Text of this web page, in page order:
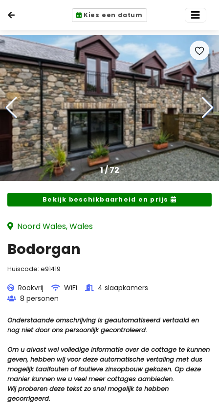
Kies een datum
1/72
Bekijk beschikbaarheid en prijs
Noord Wales, Wales
Bodorgan
Huiscode: e91419
Rookvrij WiFi
4 slaapkamers
8 personen
Onderstaande omschrijving is geautomatiseerd vertaald en
nog niet door ons persoonlijk gecontroleerd.
Om u alvast wel volledige informatie over de cottage te kunnen
geven, hebben wij voor deze automatische vertaling met dus
mogelijk taalfouten of foutieve zinsopbouw gekozen. Op deze
manier kunnen we u veel meer cottages aanbieden.
Wij proberen deze tekst zo snel mogelijk te hebben
gecorrigeerd.